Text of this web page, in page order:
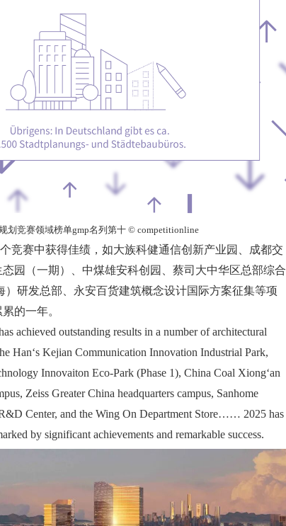
划竞赛领域榜单gmp名列第十 © competitionline
竞赛中获得佳绩，如大族科健通信创新产业园、成都交
园（一期）、中煤雄安科创园、蔡司大中华区总部综合
）研发总部、永安百货建筑概念设计国际方案征集等项
的一年。
achieved outstanding results in a number of architectural
Han‘s Kejian Communication Innovation Industrial Park,
Innovaiton Eco-Park (Phase 1), China Coal Xiong‘an
Zeiss Greater China headquarters campus, Sanhome
Center, and the Wing On Department Store…… 2025 has
by significant achievements and remarkable success.